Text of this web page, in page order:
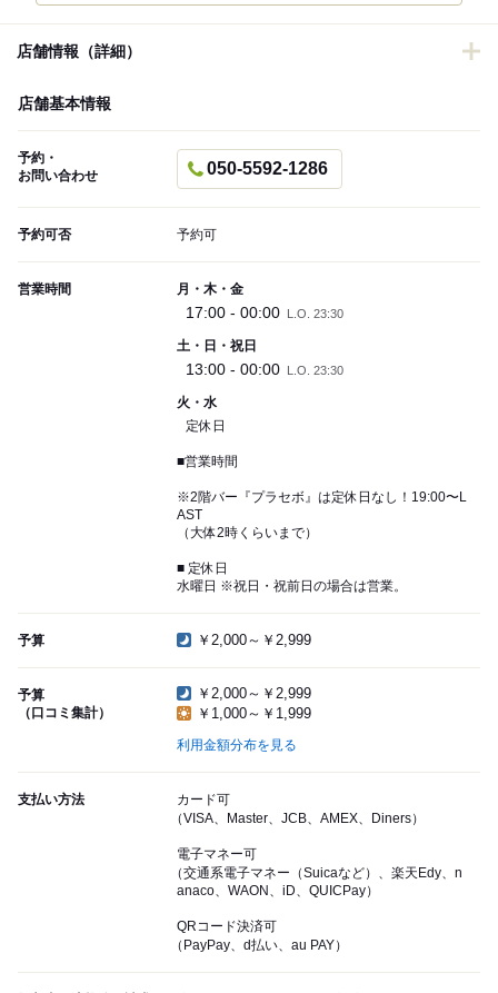
店舗情報（詳細）
店舗基本情報
予約・
お問い合わせ
050-5592-1286
予約可否 予約可
営業時間 月・木・金
17:00 - 00:00 L.O. 23:30
土・日・祝日
13:00 - 00:00 L.O. 23:30
火・水
定休日
■営業時間
※2階バー『プラセボ』は定休日なし！19:00〜L
AST
（大体2時くらいまで）
■ 定休日
水曜日 ※祝日・祝前日の場合は営業。
予算 ￥2,000～￥2,999
予算
（口コミ集計）
￥2,000～￥2,999
￥1,000～￥1,999
利用金額分布を見る
支払い方法
カード可
（VISA、Master、JCB、AMEX、Diners）
電子マネー可
（交通系電子マネー（Suicaなど）、楽天Edy、n
anaco、WAON、iD、QUICPay）
QRコード決済可
（PayPay、d払い、au PAY）